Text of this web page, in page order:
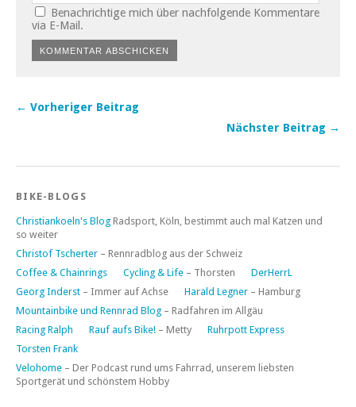
Benachrichtige mich über nachfolgende Kommentare
via E-Mail.
← Vorheriger Beitrag
Nächster Beitrag →
BIKE-BLOGS
Christiankoeln's Blog Radsport, Köln, bestimmt auch mal Katzen und
so weiter
Christof Tscherter – Rennradblog aus der Schweiz
Coffee & Chainrings
Cycling & Life – Thorsten
DerHerrL
Georg Inderst – Immer auf Achse Harald Legner – Hamburg
Mountainbike und Rennrad Blog – Radfahren im Allgäu
Racing Ralph
Rauf aufs Bike! – Metty
Ruhrpott Express
Torsten Frank
Velohome – Der Podcast rund ums Fahrrad, unserem liebsten
Sportgerät und schönstem Hobby